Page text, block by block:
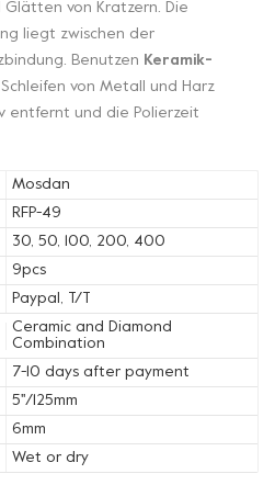
Glätten von Kratzern. Die
liegt zwischen der
Benutzen
Keramik-
von Metall und Harz
entfernt und die Polierzeit
Mosdan
RFP-49
30, 50, 100, 200, 400
9pcs
Paypal, T/T
Ceramic and Diamond
Combination
7-10 days after payment
5''/125mm
6mm
Wet or dry